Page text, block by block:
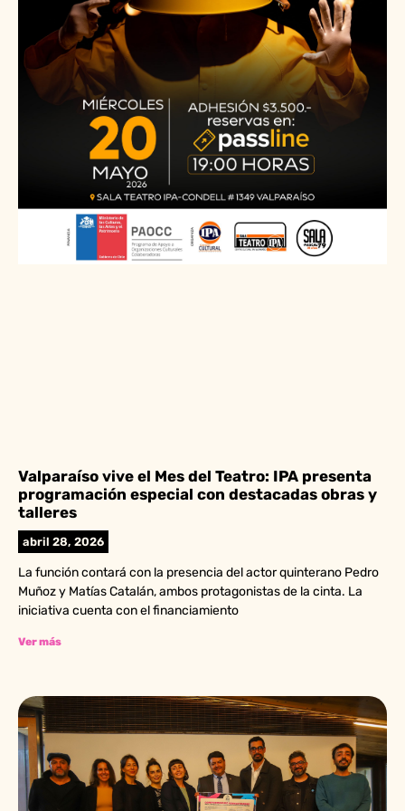
Valparaíso vive el Mes del Teatro: IPA presenta
programación especial con destacadas obras y
talleres
abril 28, 2026
La función contará con la presencia del actor quinterano Pedro
Muñoz y Matías Catalán, ambos protagonistas de la cinta. La
iniciativa cuenta con el financiamiento
Ver más